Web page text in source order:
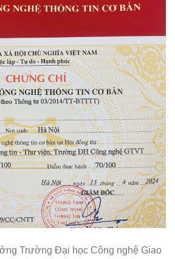
Trường Đại học Công nghệ Giao